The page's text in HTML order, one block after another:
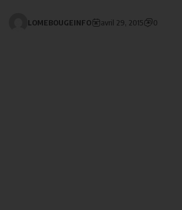
LOMEBOUGEINFO avril 29, 2015 0